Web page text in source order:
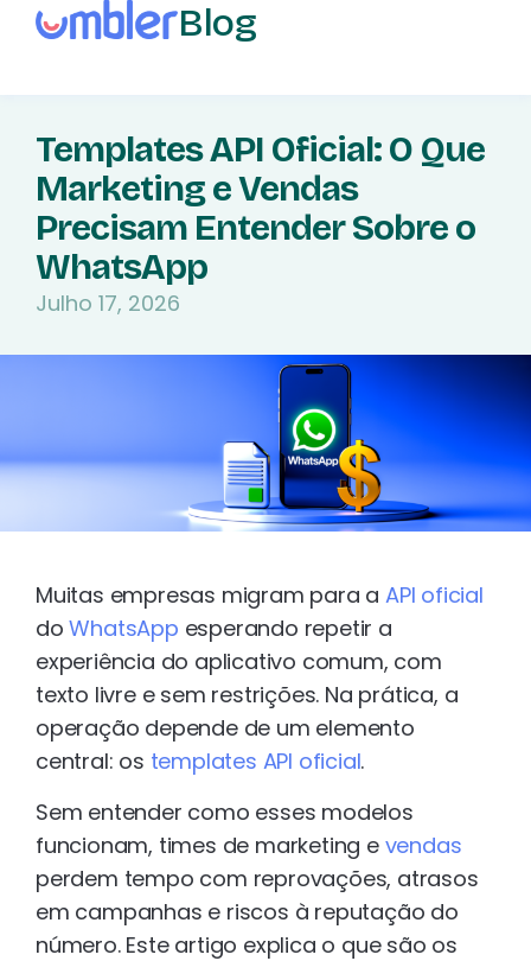
Blog
Templates API Oficial: O Que
Marketing e Vendas
Precisam Entender Sobre o
WhatsApp
Julho 17, 2026
Muitas empresas migram para a API oficial
doWhatsApp esperando repetir a
experiência do aplicativo comum, com
texto livre e sem restrições. Na prática, a
operação depende de um elemento
central: os templates API oficial.
Sem entender como esses modelos
funcionam, times de marketing e vendas
perdem tempo com reprovações, atrasos
em campanhas e riscos à reputação do
número. Este artigo explica o que são os